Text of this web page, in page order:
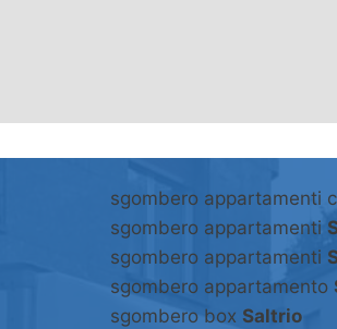
sgombero appartamenti
sgombero appartamenti
sgombero appartamenti
sgombero appartamento
sgombero box Saltrio